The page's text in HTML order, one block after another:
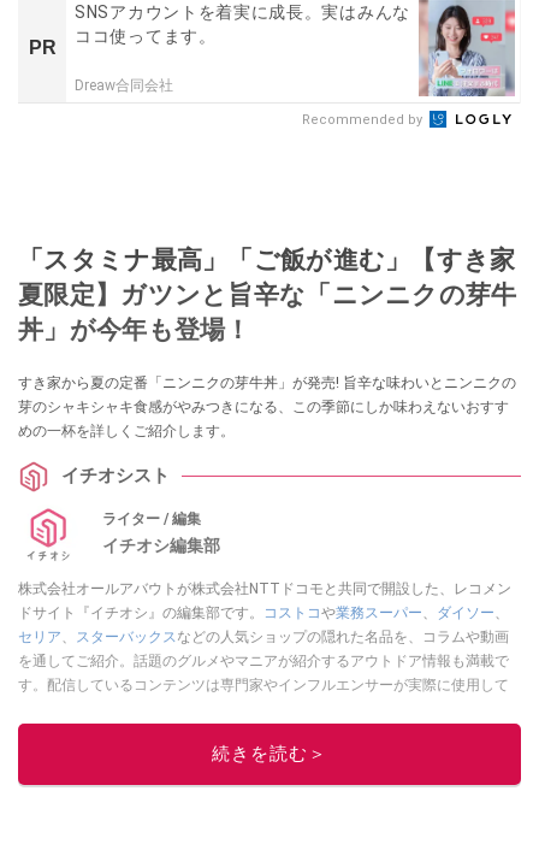
PR
SNSアカウントを着実に成長。実はみんな
ココ使ってます。
Dreaw合同会社
Recommended by
「スタミナ最高」「ご飯が進む」【すき家
夏限定】ガツンと旨辛な「ニンニクの芽牛
丼」が今年も登場！
すき家から夏の定番「ニンニクの芽牛丼」が発売! 旨辛な味わいとニンニクの
芽のシャキシャキ食感がやみつきになる、この季節にしか味わえないおすす
めの一杯を詳しくご紹介します。
イチオシスト
ライター / 編集
イチオシ編集部
株式会社オールアバウトが株式会社NTTドコモと共同で開設した、レコメン
ドサイト『イチオシ』の編集部です。
コストコや業務スーパー ダイソー
セリア
スターバックス などの人気ショップの隠れた名品を、コラムや動画
を通してご紹介。話題のグルメやマニアが紹介するアウトドア情報も満載で
す。配信しているコンテンツは専門家やインフルエンサーが実際に使用して
ニュースでフォロー
続きを読む＞